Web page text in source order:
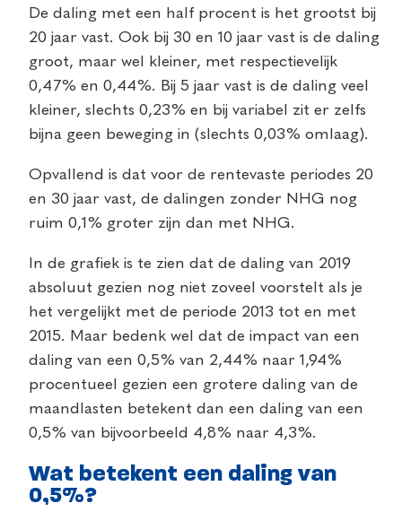
De daling met een half procent is het grootst bij
20 jaar vast. Ook bij 30 en 10 jaar vast is de daling
groot, maar wel kleiner, met respectievelijk
0,47% en 0,44%. Bij 5 jaar vast is de daling veel
kleiner, slechts 0,23% en bij variabel zit er zelfs
bijna geen beweging in (slechts 0,03% omlaag).
Opvallend is dat voor de rentevaste periodes 20
en 30 jaar vast, de dalingen zonder NHG nog
ruim 0,1% groter zijn dan met NHG.
In de grafiek is te zien dat de daling van 2019
absoluut gezien nog niet zoveel voorstelt als je
het vergelijkt met de periode 2013 tot en met
2015. Maar bedenk wel dat de impact van een
daling van een 0,5% van 2,44% naar 1,94%
procentueel gezien een grotere daling van de
maandlasten betekent dan een daling van een
0,5% van bijvoorbeeld 4,8% naar 4,3%.
Wat betekent een daling van
0,5%?